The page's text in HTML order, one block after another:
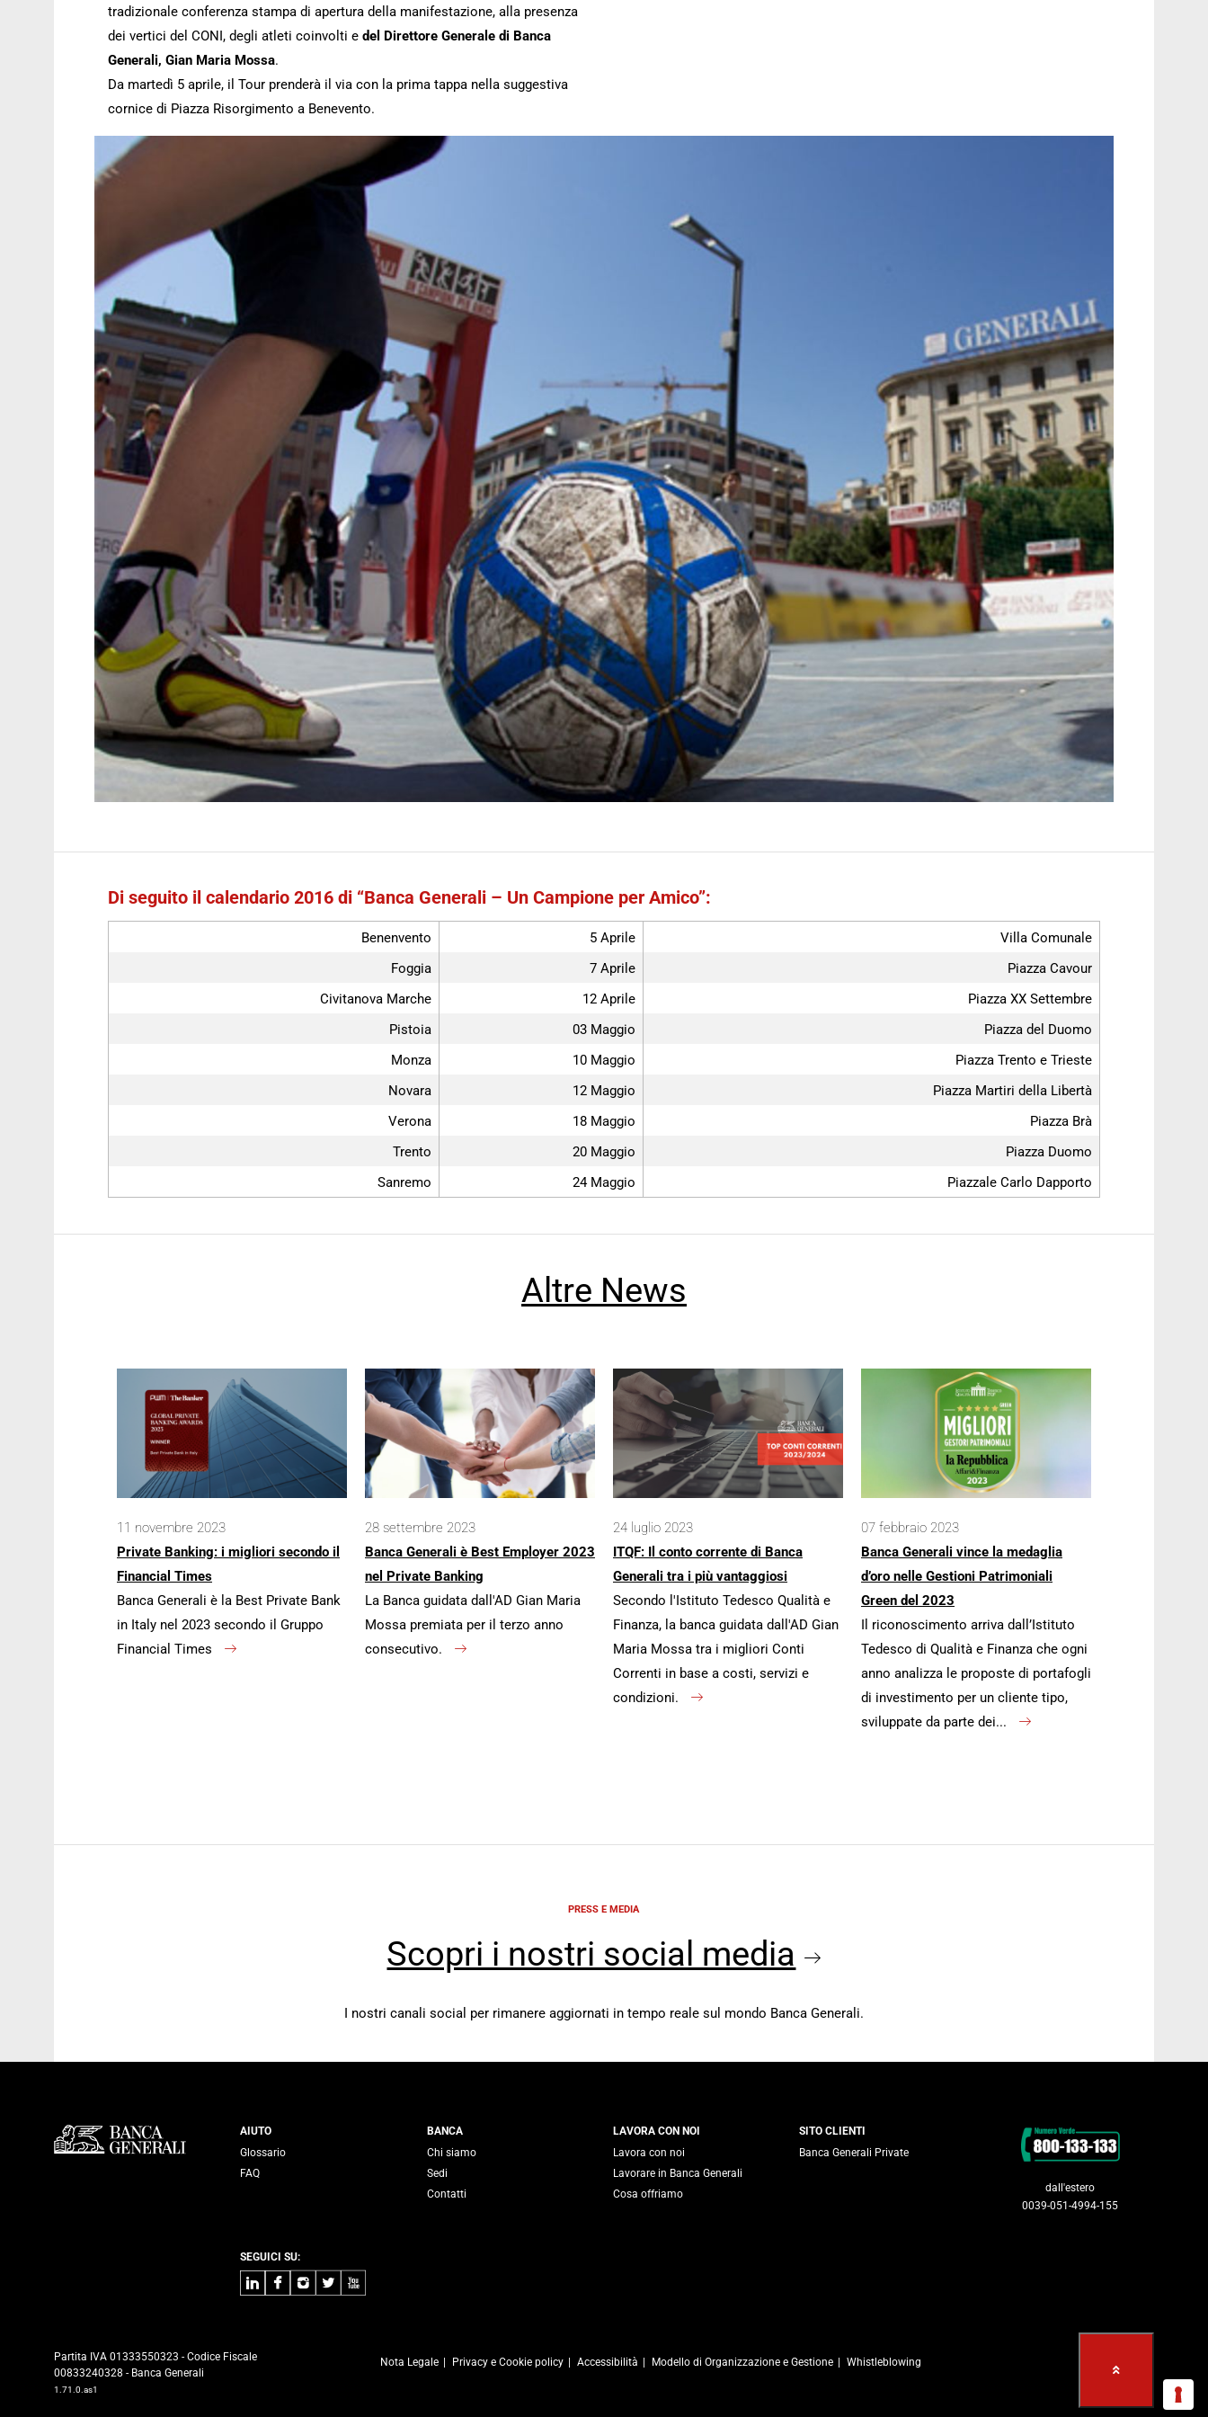
tradizionale conferenza stampa di apertura della manifestazione, alla presenza
dei vertici del CONI, degli atleti coinvolti e del Direttore Generale di Banca
Generali, Gian Maria Mossa.
Da martedì 5 aprile, il Tour prenderà il via con la prima tappa nella suggestiva
cornice di Piazza Risorgimento a Benevento.
Di seguito il calendario 2016 di “Banca Generali – Un Campione per Amico”:
Benenvento 5 Aprile
Villa Comunale
Foggia
7 Aprile
Piazza Cavour
Civitanova Marche
12 Aprile
Piazza XX Settembre
Pistoia
03 Maggio
Piazza del Duomo
Monza
10 Maggio
Piazza Trento e Trieste
Novara
12 Maggio
Piazza Martiri della Libertà
Verona
18 Maggio
Piazza Brà
Trento
20 Maggio
Piazza Duomo
Sanremo
24 Maggio Piazzale Carlo Dapporto
Altre News
11 novembre 2023
Private Banking: i migliori secondo il
Financial Times
Banca Generali è la Best Private Bank
in Italy nel 2023 secondo il Gruppo
Financial Times
28 settembre 2023
Banca Generali è Best Employer 2023
nel Private Banking
La Banca guidata dall'AD Gian Maria
Mossa premiata per il terzo anno
consecutivo.
24 luglio 2023
ITQF: Il conto corrente di Banca
Generali tra i più vantaggiosi
Secondo l'Istituto Tedesco Qualità e
Finanza, la banca guidata dall'AD Gian
Maria Mossa tra i migliori Conti
Correnti in base a costi, servizi e
condizioni.
07 febbraio 2023
Banca Generali vince la medaglia
d’oro nelle Gestioni Patrimoniali
Green del 2023
Il riconoscimento arriva dall’Istituto
Tedesco di Qualità e Finanza che ogni
anno analizza le proposte di portafogli
di investimento per un cliente tipo,
sviluppate da parte dei...
PRESS E MEDIA
Scopri i nostri social media
I nostri canali social per rimanere aggiornati in tempo reale sul mondo Banca Generali.
Servizi Banca Generali
AIUTO
Glossario
FAQ
BANCA
Chi siamo
Sedi
Contatti
LAVORA CON NOI
Lavora con noi
Lavorare in Banca Generali
Cosa offriamo
SITO CLIENTI
Banca Generali Private
SEGUICI SU:
LinkedInFacebook
Instagram
TwitterYoutube
Contatti
dall'estero
0039-051-4994-155
Nota Legale Privacy e Cookie policy Accessibilità Modello di Organizzazione e Gestione Whistleblowing
Partita IVA 01333550323 - Codice Fiscale
00833240328 - Banca Generali
1.71.0.as1